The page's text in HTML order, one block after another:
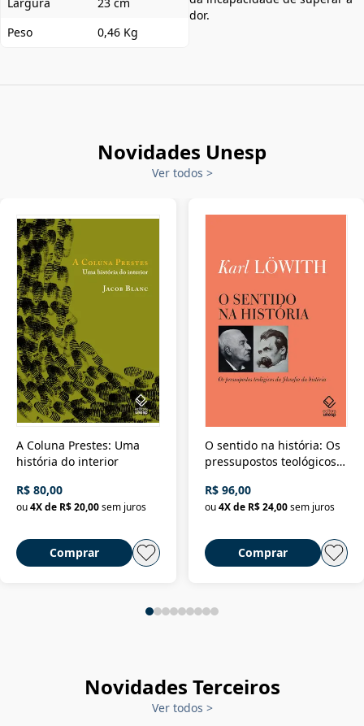
Peso
0,46 Kg
dor.
Novidades Unesp
Ver todos >
A Coluna Prestes: Uma
história do interior
R$ 80,00
ou4X de R$ 20,00sem juros
Comprar
O sentido na história: Os
pressupostos teológicos
R$ 96,00
ou 4X de R$ 24,00 sem juros
Comprar
Novidades Terceiros
Ver todos >